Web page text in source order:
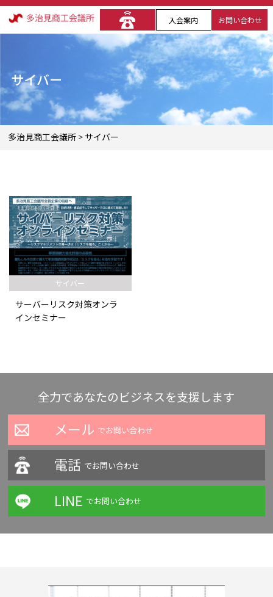
入会案内 お問い合わせ
サイバー
多治見商工会議所 > サイバー
サイバー
サーバーリスク対策オンラ
インセミナー
全力であなたのビジネスを支援します
メール でお問い合わせ
電話 でお問い合わせ
LINE でお問い合わせ